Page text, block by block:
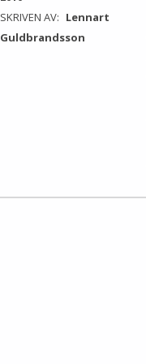
SKRIVEN AV: Lennart
Guldbrandsson